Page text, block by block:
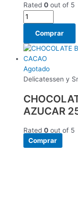
Rated 0 out of 5
Comprar
Agotado
Delicatessen y
AZUCAR
Rated 0 out of 5
Comprar